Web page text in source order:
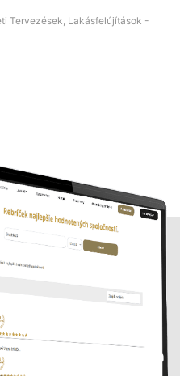
Tervezések, Lakásfelújítások -